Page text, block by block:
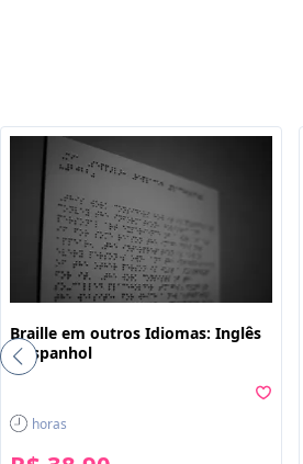
Braille em outros Idiomas: Inglês
e Espanhol
horas